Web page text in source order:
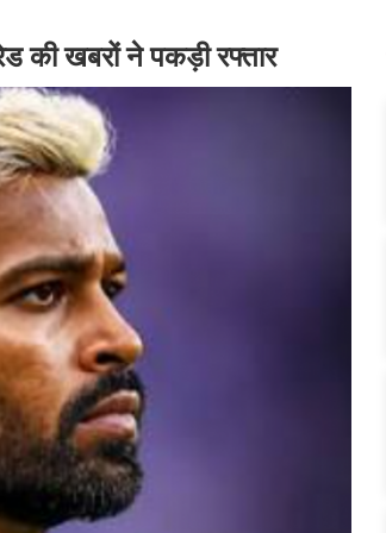
की खबरों ने पकड़ी रफ्तार